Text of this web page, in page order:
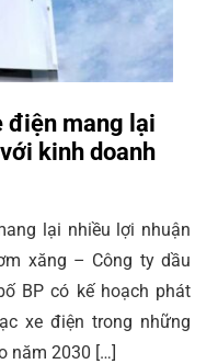
điện mang lại
kinh doanh
lại nhiều lợi nhuận
xăng – Công ty dầu
BP có kế hoạch phát
xe điện trong những
năm 2030 […]